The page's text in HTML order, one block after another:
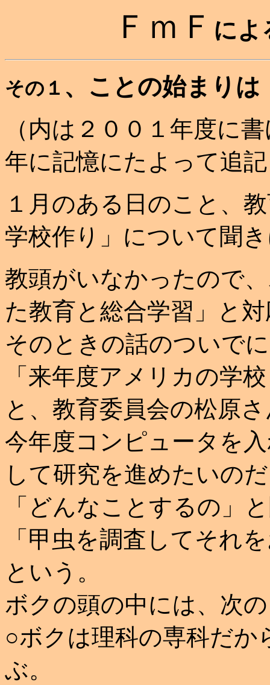
ＦｍＦ によ
その１ 、ことの始まりは
（内は２００１年度に
年に記憶にたよって追
１月のある日のこと、
学校作り」について聞
教頭がいなかったので
た教育と総合学習」と
そのときの話のついでに
「来年度アメリカの学
と、教育委員会の松原
今年度コンピュータを
して研究を進めたいの
「どんなことするの」
「甲虫を調査してそれ
という。
ボクの頭の中には、次
○ボクは理科の専科だか
ぶ。